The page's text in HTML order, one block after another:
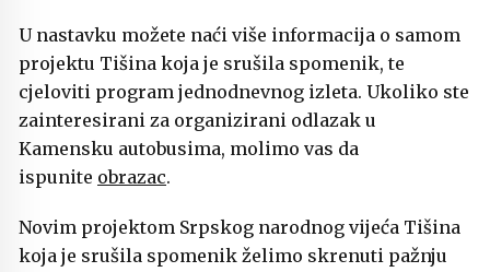
U nastavku možete naći više informacija o samom
projektu Tišina koja je srušila spomenik, te
cjeloviti program jednodnevnog izleta. Ukoliko ste
zainteresirani za organizirani odlazak u
Kamensku autobusima, molimo vas da
ispunite obrazac.
Novim projektom Srpskog narodnog vijeća Tišina
koja je srušila spomenik želimo skrenuti pažnju